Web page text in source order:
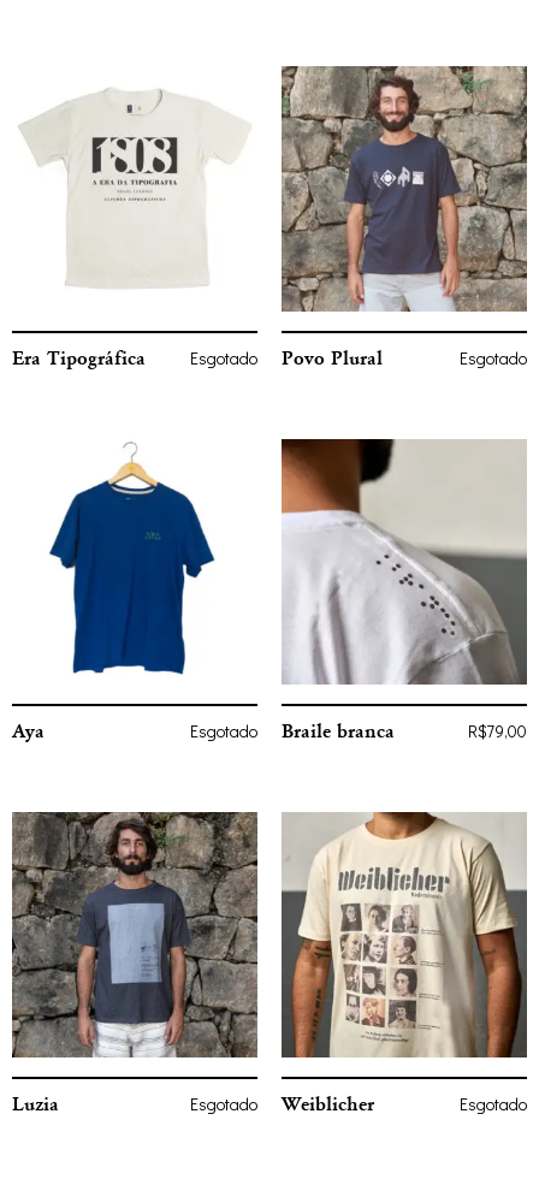
Era Tipográfica Esgotado Povo Plural Esgotado
Aya Esgotado Braile branca R$79,00
Luzia Esgotado Weiblicher Esgotado